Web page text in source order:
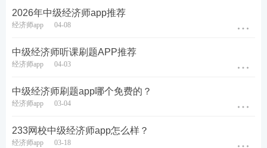
四、错题本功能，针对性补齐学习短板
错题复盘是提升学习效率的核心环节。系统会自动收
录练习过程中做错的题目，按照科目、考点进行归类
整理。考生可以定期翻看错题本，反复练习易错题、
易混淆题，分析出错原因，厘清知识盲区。针对反复
出错的知识点，也能结合解析再次巩固，做到查漏补
2026年中级经济师app推荐
经济师app 04-08
中级经济师听课刷题APP推荐
经济师app 04-03
中级经济师刷题app哪个免费的？
经济师app 03-04
233网校中级经济师app怎么样？
经济师app 03-18